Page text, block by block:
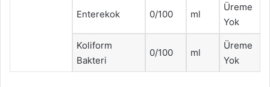
Enterekok 0/100 ml
Üreme
Yok
Koliform
Bakteri
0/100 ml
Üreme
Yok